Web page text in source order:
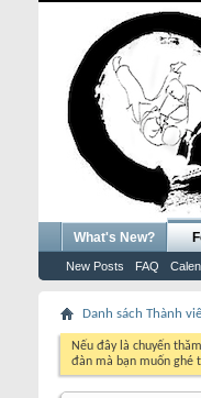
What's New?
New Posts FAQ
Danh sách Thành
Nếu đây là chuyến
đàn mà bạn muốn ghé